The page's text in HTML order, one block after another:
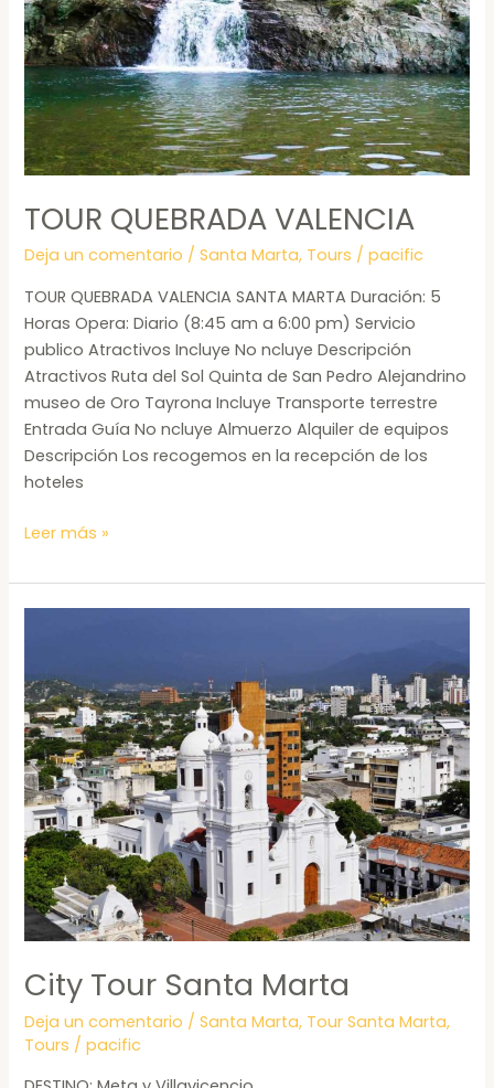
TOUR QUEBRADA VALENCIA
Deja un comentario /Santa Marta, Tours /pacific
TOUR QUEBRADA VALENCIA SANTA MARTA Duración: 5
Horas Opera: Diario (8:45 am a 6:00 pm) Servicio
publico Atractivos Incluye No ncluye Descripción
Atractivos Ruta del Sol Quinta de San Pedro Alejandrino
museo de Oro Tayrona Incluye Transporte terrestre
Entrada Guía No ncluye Almuerzo Alquiler de equipos
Descripción Los recogemos en la recepción de los
hoteles
Leer más »
City Tour Santa Marta
Deja un comentario /Santa Marta, Tour Santa Marta,
Tours /pacific
Santa
Marta